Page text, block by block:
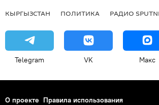
КЫРГЫЗСТАН ПОЛИТИКА РАДИО
Telegram VK Макс
О проекте Правила использования